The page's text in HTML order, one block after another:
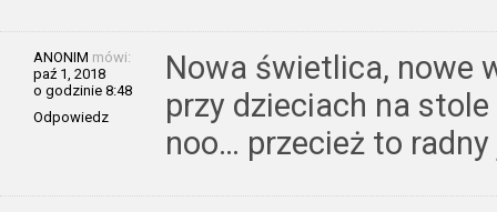
ANONIM mówi:
paź 1, 2018
o godzinie 8:48
Odpowiedz
Nowa świetlica, nowe
przy dzieciach na
noo… przecież to